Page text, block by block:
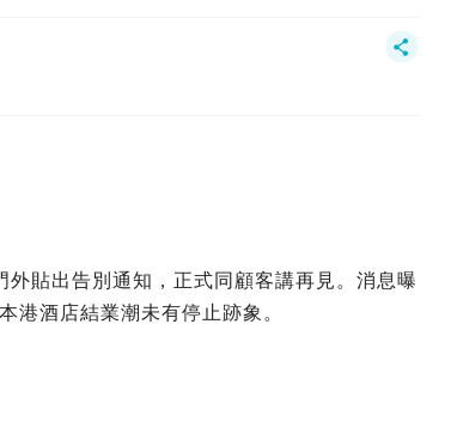
貼出告別通知，正式同顧客講再見。消息曝
港酒店結業潮未有停止跡象。